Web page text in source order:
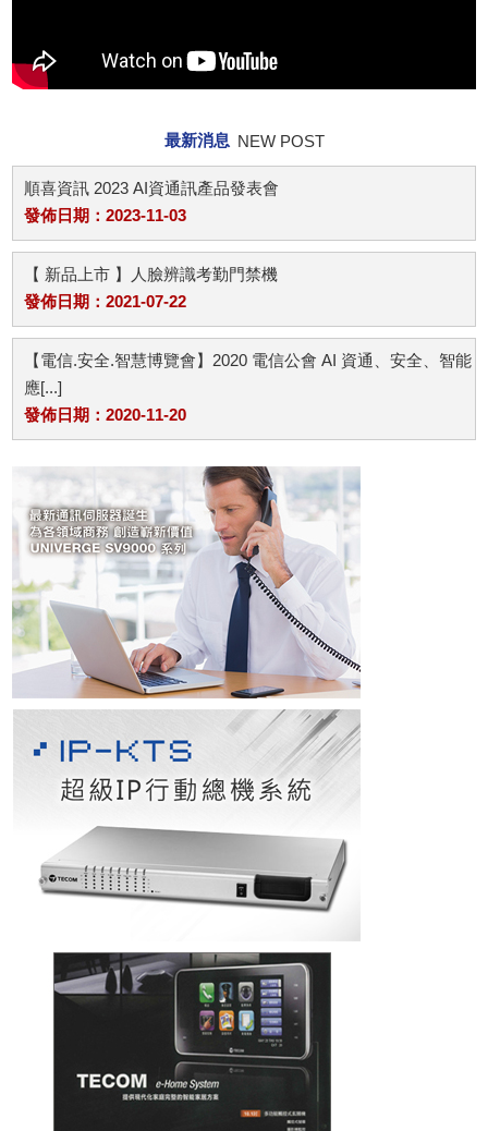
最新消息 NEW POST
順喜資訊 2023 AI資通訊產品發表會
發佈日期：2023-11-03
【 新品上市 】人臉辨識考勤門禁機
發佈日期：2021-07-22
【電信.安全.智慧博覽會】2020 電信公會 AI 資通、安全、智能
應[...]
發佈日期：2020-11-20